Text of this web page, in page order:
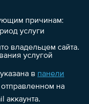
причинам:
услуги
владельцем сайта.
услугой
в панели
на
аккаунта.